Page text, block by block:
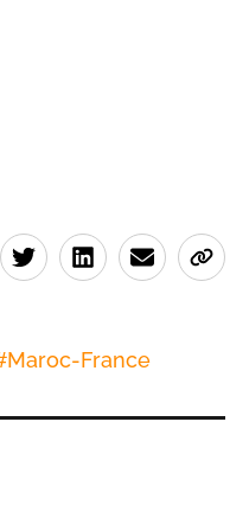
Maroc-France